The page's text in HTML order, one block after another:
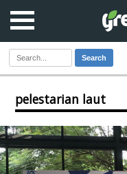
Search
pelestarian laut